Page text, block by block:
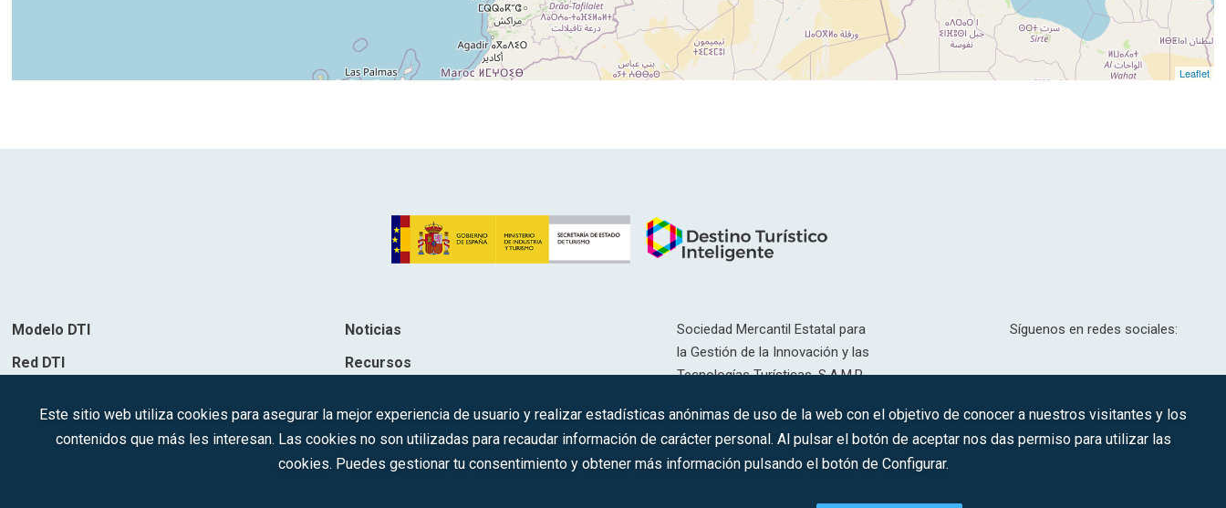
Leaflet
Modelo DTI
Red DTI
Noticias
Recursos
Sociedad Mercantil Estatal para
la Gestión de la Innovación y las
Tecnologías Turísticas, S.A.M.P.
Inscrita en el R.M. de Madrid, T,
12593, Se. 8, F. 129, H. 201.307.
C.I.F.: A-81/874.984
Síguenos en redes sociales:
CONTACTO
Este sitio web utiliza cookies para asegurar la mejor experiencia de usuario y realizar estadísticas anónimas de uso de la web con el objetivo de conocer a nuestros visitantes y los
contenidos que más les interesan. Las cookies no son utilizadas para recaudar información de carácter personal. Al pulsar el botón de aceptar nos das permiso para utilizar las
cookies. Puedes gestionar tu consentimiento y obtener más información pulsando el botón de Configurar.